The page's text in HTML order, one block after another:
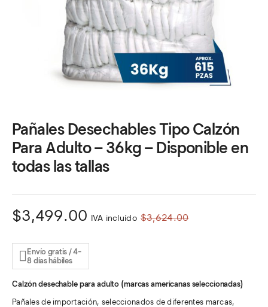
Pañales Desechables Tipo Calzón
Para Adulto – 36kg – Disponible en
todas las tallas
$3,624.00
El
original
era:
$3,624.00.
$3,499.00
El
actual
es:
$3,499.00.
IVA incluído
Envío gratis / 4-
8 días hábiles
Calzón desechable para adulto (marcas americanas seleccionadas)
Pañales de importación, seleccionados de diferentes marcas,